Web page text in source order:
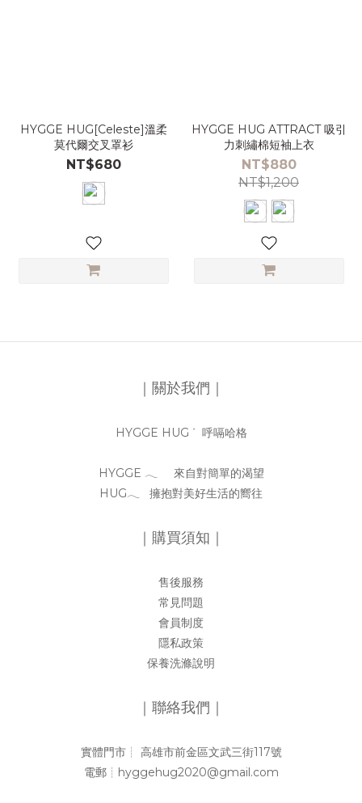
HYGGE HUG[Celeste]溫柔
莫代爾交叉罩衫
NT$680
HYGGE HUG ATTRACT 吸引
力刺繡棉短袖上衣
NT$880
NT$1,200
｜關於我們｜
HYGGE HUG ᐝ 呼嗝哈格
HYGGE 𓂃 來自對簡單的渴望
HUG𓂃 擁抱對美好生活的嚮往
｜購買須知｜
售後服務
常見問題
會員制度
隱私政策
保養洗滌說明
｜聯絡我們｜
實體門市┊︎ 高雄市前金區文武三街117號
電郵┊︎hyggehug2020@gmail.com